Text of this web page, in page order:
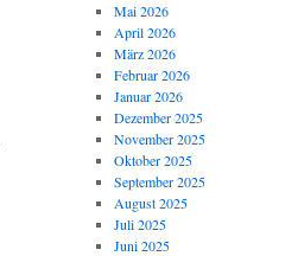
Mai 2026
April 2026
März 2026
Februar 2026
Januar 2026
Dezember 2025
November 2025
Oktober 2025
September 2025
August 2025
Juli 2025
Juni 2025